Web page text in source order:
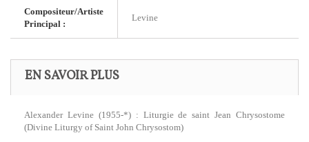
Compositeur/Artiste
Principal :
Levine
EN SAVOIR PLUS
Alexander Levine (1955-*) : Liturgie de saint Jean Chrysostome
(Divine Liturgy of Saint John Chrysostom)